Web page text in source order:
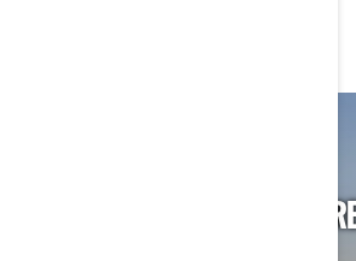
DÉCOUVREZ LES